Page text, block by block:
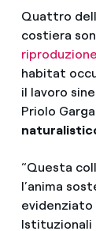
Quattro
costiera
riproduzione
habitat
il lavoro
Priolo
“Questa
l’anima
evidenziato
Istituzionali